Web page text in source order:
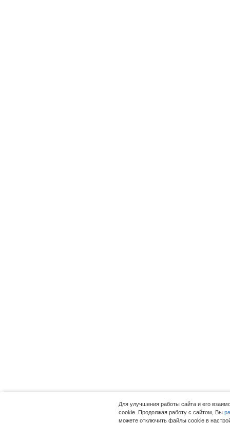
Для улучшения работы сайта и его
cookie. Продолжая работу с сайтом, Вы
можете отключить файлы cookie в